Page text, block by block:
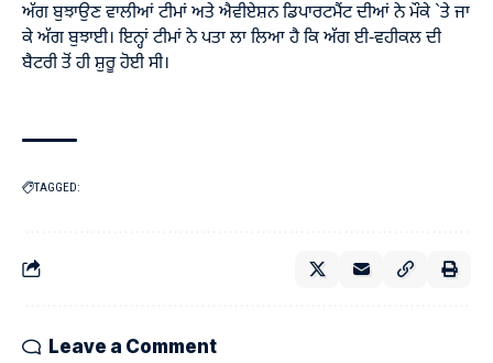
ਅੱਗ ਬੁਝਾਉਣ ਵਾਲੀਆਂ ਟੀਮਾਂ ਅਤੇ ਐਵੀਏਸ਼ਨ ਡਿਪਾਰਟਮੈਂਟ ਦੀਆਂ ਨੇ ਮੌਕੇ `ਤੇ ਜਾ
ਕੇ ਅੱਗ ਬੁਝਾਈ। ਇਨ੍ਹਾਂ ਟੀਮਾਂ ਨੇ ਪਤਾ ਲਾ ਲਿਆ ਹੈ ਕਿ ਅੱਗ ਈ-ਵਹੀਕਲ ਦੀ
ਬੈਟਰੀ ਤੋਂ ਹੀ ਸ਼ੁਰੂ ਹੋਈ ਸੀ।
TAGGED:
Leave a Comment